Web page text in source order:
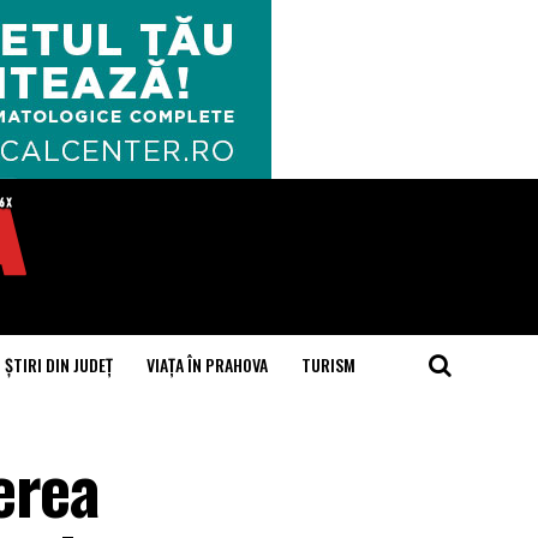
ȘTIRI DIN JUDEȚ VIAȚA ÎN PRAHOVA TURISM